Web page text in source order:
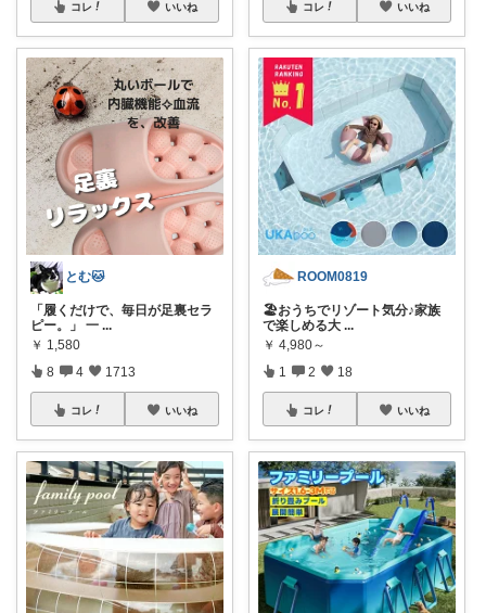
コレ いいね
とむ🐱
​「履くだけで、毎日が足裏セラ
ピー。」 一 ...
￥ 1,580
8 4 1713
コレ いいね
コレ いいね
ROOM0819
🏖️おうちでリゾート気分♪家族
で楽しめる大 ...
￥ 4,980～
1 2 18
コレ いいね